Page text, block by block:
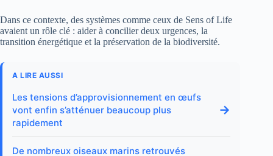
Dans ce contexte, des systèmes comme ceux de Sens of Life
avaient un rôle clé : aider à concilier deux urgences, la
transition énergétique et la préservation de la biodiversité.
A LIRE AUSSI
Les tensions d’approvisionnement en œufs
vont enfin s’atténuer beaucoup plus
rapidement
→
De nombreux oiseaux marins retrouvés